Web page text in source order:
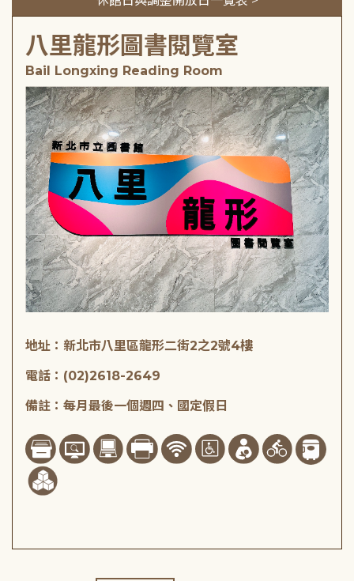
八里龍形圖書閱覽室
Bail Longxing Reading Room
地址：新北市八里區龍形二街2之2號4樓
電話：(02)2618-2649
備註：每月最後一個週四、國定假日